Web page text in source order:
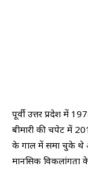
पूर्वी उत्तर प्रदेश में
बीमारी की चपेट में
के गाल में समा चुके थे
मानसिक विकलांगता